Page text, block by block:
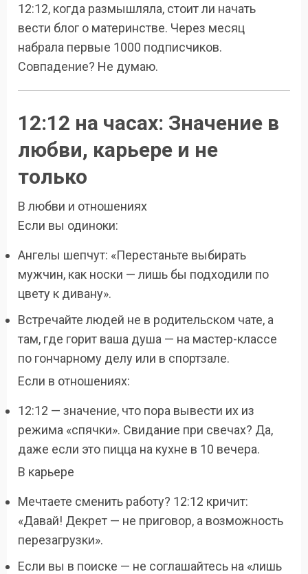
12:12, когда размышляла, стоит ли начать
вести блог о материнстве. Через месяц
набрала первые 1000 подписчиков.
Совпадение? Не думаю.
12:12 на часах: Значение в
любви, карьере и не
только
В любви и отношениях
Если вы одиноки:
Ангелы шепчут: «Перестаньте выбирать
мужчин, как носки — лишь бы подходили по
цвету к дивану».
Встречайте людей не в родительском чате, а
там, где горит ваша душа — на мастер-классе
по гончарному делу или в спортзале.
Если в отношениях:
12:12 — значение, что пора вывести их из
режима «спячки». Свидание при свечах? Да,
даже если это пицца на кухне в 10 вечера.
В карьере
Мечтаете сменить работу? 12:12 кричит:
«Давай! Декрет — не приговор, а возможность
перезагрузки».
Если вы в поиске — не соглашайтесь на «лишь